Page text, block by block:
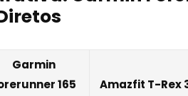
Garmin
165
Amazfit T-Rex